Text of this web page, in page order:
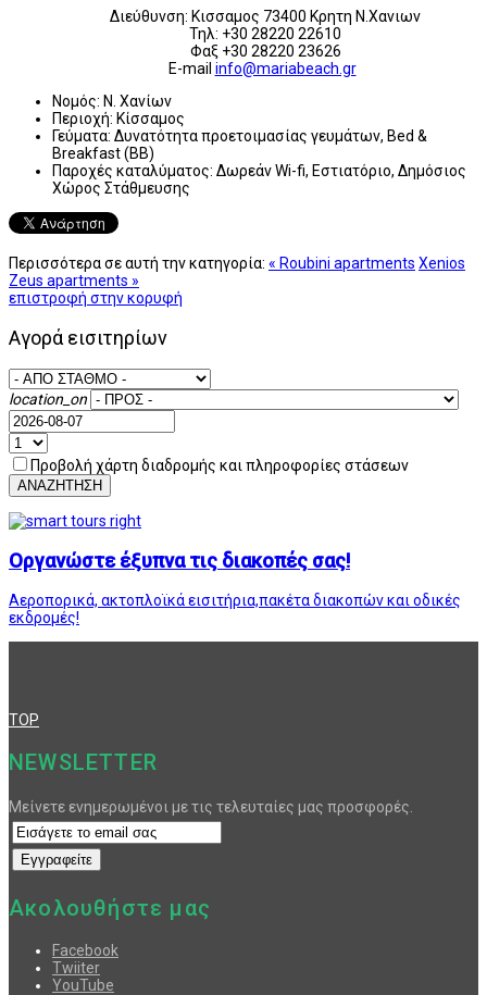
Διεύθυνση: Κισσαμος 73400 Κρητη N.Χανιων
Τηλ: +30 28220 22610
Φαξ +30 28220 23626
E-mail info@mariabeach.gr
Νομός: Ν. Χανίων
Περιοχή: Κίσσαμος
Γεύματα: Δυνατότητα προετοιμασίας γευμάτων, Bed &
Breakfast (BB)
Παροχές καταλύματος: Δωρεάν Wi-fi, Εστιατόριο, Δημόσιος
Χώρος Στάθμευσης
Περισσότερα σε αυτή την κατηγορία: « Roubini apartments Xenios
Zeus apartments »
επιστροφή στην κορυφή
Αγορά εισιτηρίων
location_on
Προβολή χάρτη διαδρομής και πληροφορίες στάσεων
ΑΝΑΖΗΤΗΣΗ
Οργανώστε έξυπνα τις διακοπές σας!
Αεροπορικά, ακτοπλοϊκά εισιτήρια,πακέτα διακοπών και οδικές
εκδρομές!
TOP
NEWSLETTER
Μείνετε ενημερωμένοι με τις τελευταίες μας προσφορές.
Ακολουθήστε μας
Facebook
Twiiter
YouTube